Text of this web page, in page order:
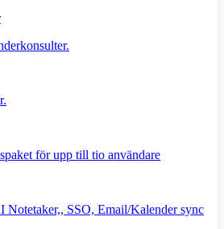
för upp till tio användare
SSO, Email/Kalender sync